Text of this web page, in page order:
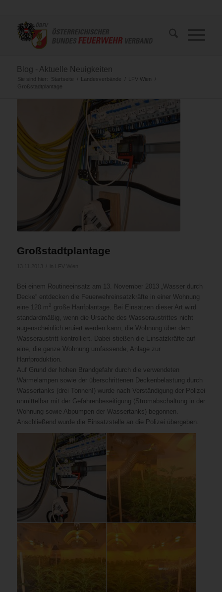
Blog - Aktuelle Neuigkeiten
Sie sind hier: Startseite / Landesverbände / LFV Wien
/
Großstadtplantage
Großstadtplantage
Bei einem Routineeinsatz am 13. November 2013 „Wasser durch
Decke“ entdecken die Feuerwehreinsatzkräfte in einer Wohnung
eine 120 m2 große Hanfplantage. Bei Einsätzen dieser Art wird
standardmäßig, wenn die Ursache des Wasseraustrittes nicht
augenscheinlich eruiert werden kann, die Wohnung über dem
Wasseraustritt kontrolliert. Dabei stießen die Einsatzkräfte auf
eine, die ganze Wohnung umfassende, Anlage zur
Hanfproduktion.
Auf Grund der hohen Brandgefahr durch die verwendeten
Wärmelampen sowie der überschrittenen Deckenbelastung durch
Wassertanks (drei Tonnen!) wurde nach Verständigung der Polizei
unmittelbar mit der Gefahrenbeseitigung (Stromabschaltung in der
Wohnung sowie Abpumpen der Wassertanks) begonnen.
Anschließend wurde die Einsatzstelle an die Polizei übergeben.